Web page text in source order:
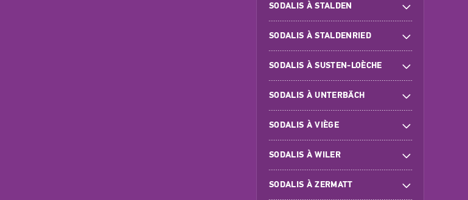
SODALIS À STALDEN
SODALIS À STALDENRIED
SODALIS À SUSTEN-LOÈCHE
SODALIS À UNTERBÄCH
SODALIS À VIÈGE
SODALIS À WILER
SODALIS À ZERMATT